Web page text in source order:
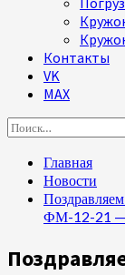
Контакты
VK
MAX
Найти:
Главная
Новости
ФМ-12-21 —